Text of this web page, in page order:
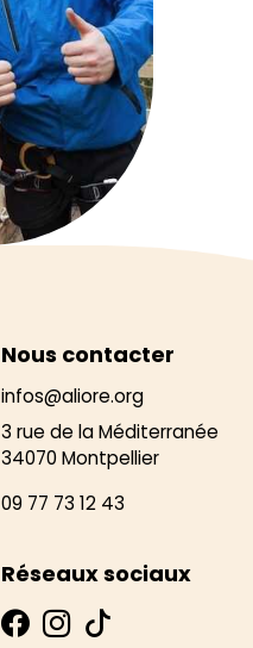
Nous contacter
infos@aliore.org
3 rue de la Méditerranée
34070 Montpellier
09 77 73 12 43
Réseaux sociaux